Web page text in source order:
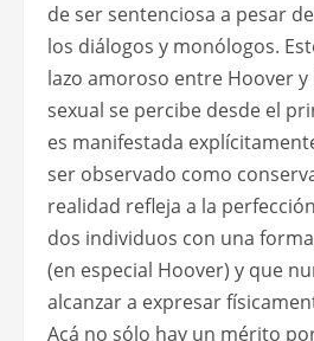
de ser sentenciosa a pesar
los diálogos y monólogos.
lazo amoroso entre Hoover y
sexual se percibe desde el
es manifestada
ser observado como
realidad refleja a la
dos individuos con una
(en especial Hoover) y que
alcanzar a expresar
Acá no sólo hay un mérito